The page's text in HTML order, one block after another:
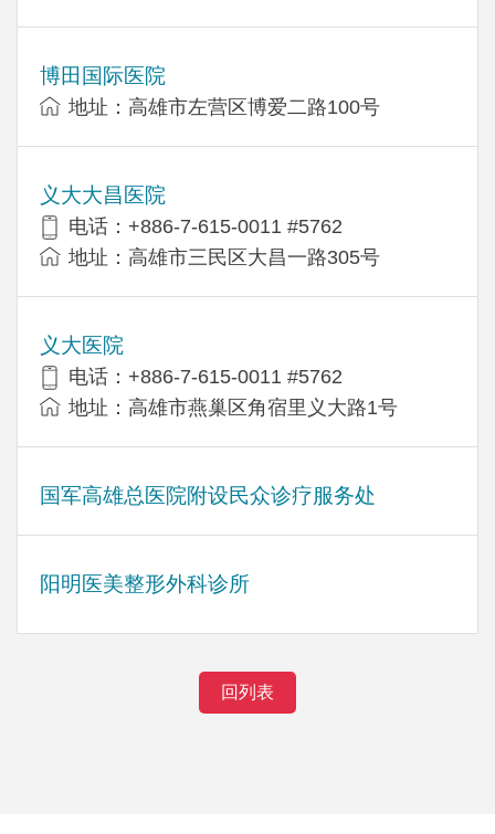
博田国际医院
地址：高雄市左营区博爱二路100号
义大大昌医院
电话：+886-7-615-0011 #5762
地址：高雄市三民区大昌一路305号
义大医院
电话：+886-7-615-0011 #5762
地址：高雄市燕巢区角宿里义大路1号
国军高雄总医院附设民众诊疗服务处
阳明医美整形外科诊所
回列表